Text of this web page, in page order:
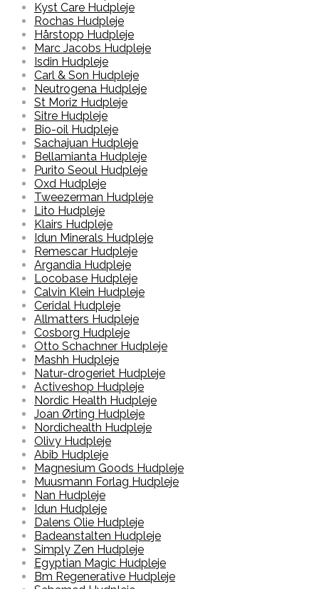
Kyst Care Hudpleje
Rochas Hudpleje
Hårstopp Hudpleje
Marc Jacobs Hudpleje
Isdin Hudpleje
Carl & Son Hudpleje
Neutrogena Hudpleje
St Moriz Hudpleje
Sitre Hudpleje
Bio-oil Hudpleje
Sachajuan Hudpleje
Bellamianta Hudpleje
Purito Seoul Hudpleje
Oxd Hudpleje
Tweezerman Hudpleje
Lito Hudpleje
Klairs Hudpleje
Idun Minerals Hudpleje
Remescar Hudpleje
Argandia Hudpleje
Locobase Hudpleje
Calvin Klein Hudpleje
Ceridal Hudpleje
Allmatters Hudpleje
Cosborg Hudpleje
Otto Schachner Hudpleje
Mashh Hudpleje
Natur-drogeriet Hudpleje
Activeshop Hudpleje
Nordic Health Hudpleje
Joan Ørting Hudpleje
Nordichealth Hudpleje
Olivy Hudpleje
Abib Hudpleje
Magnesium Goods Hudpleje
Muusmann Forlag Hudpleje
Nan Hudpleje
Idun Hudpleje
Dalens Olie Hudpleje
Badeanstalten Hudpleje
Simply Zen Hudpleje
Egyptian Magic Hudpleje
Bm Regenerative Hudpleje